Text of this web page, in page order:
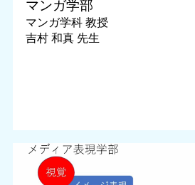
マンガ学部
マンガ学科 教授
吉村 和真 先生